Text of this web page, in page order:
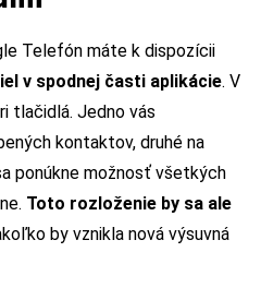
Telefón máte k dispozícii
v spodnej časti aplikácie. V
tlačidlá. Jedno vás
kontaktov, druhé na
ponúkne možnosť všetkých
Toto rozloženie by sa ale
by vznikla nová výsuvná